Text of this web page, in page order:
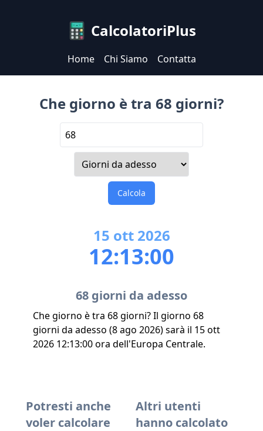
CalcolatoriPlus
Home Chi Siamo Contatta
Che giorno è tra 68 giorni?
Calcola
15 ott 2026
12:13:00
68 giorni da adesso
Che giorno è tra 68 giorni? Il giorno 68
giorni da adesso (8 ago 2026) sarà il 15 ott
2026 12:13:00 ora dell'Europa Centrale.
Potresti anche
voler calcolare
Altri utenti
hanno calcolato